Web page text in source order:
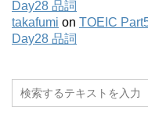
Day28 品詞
takafumi on TOEIC
Day28 品詞